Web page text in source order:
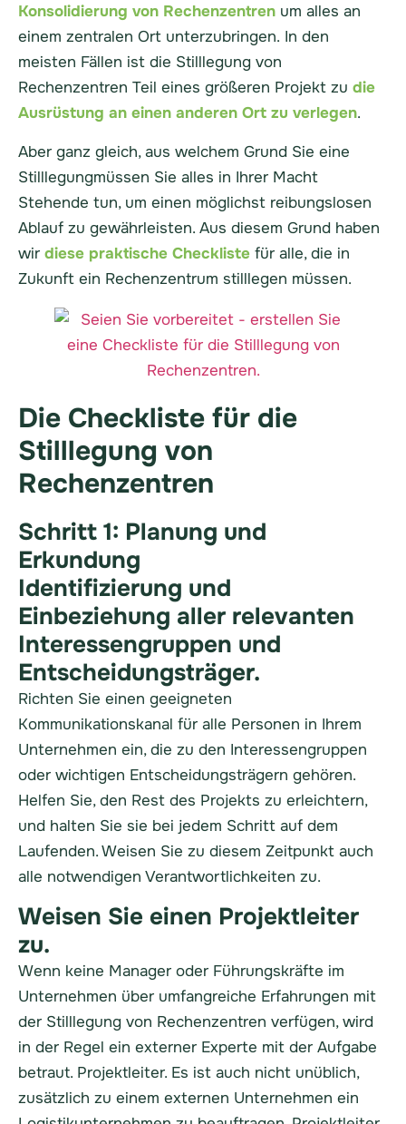
Konsolidierung von Rechenzentren um alles an
einem zentralen Ort unterzubringen. In den
meisten Fällen ist die Stilllegung von
Rechenzentren Teil eines größeren Projekt zu die
Ausrüstung an einen anderen Ort zu verlegen.
Aber ganz gleich, aus welchem Grund Sie eine
Stilllegungmüssen Sie alles in Ihrer Macht
Stehende tun, um einen möglichst reibungslosen
Ablauf zu gewährleisten. Aus diesem Grund haben
wir diese praktische Checkliste für alle, die in
Zukunft ein Rechenzentrum stilllegen müssen.
Die Checkliste für die
Stilllegung von
Rechenzentren
Schritt 1: Planung und
Erkundung
Identifizierung und
Einbeziehung aller relevanten
Interessengruppen und
Entscheidungsträger.
Richten Sie einen geeigneten
Kommunikationskanal für alle Personen in Ihrem
Unternehmen ein, die zu den Interessengruppen
oder wichtigen Entscheidungsträgern gehören.
Helfen Sie, den Rest des Projekts zu erleichtern,
und halten Sie sie bei jedem Schritt auf dem
Laufenden. Weisen Sie zu diesem Zeitpunkt auch
alle notwendigen Verantwortlichkeiten zu.
Weisen Sie einen Projektleiter
zu.
Wenn keine Manager oder Führungskräfte im
Unternehmen über umfangreiche Erfahrungen mit
der Stilllegung von Rechenzentren verfügen, wird
in der Regel ein externer Experte mit der Aufgabe
betraut. Projektleiter. Es ist auch nicht unüblich,
zusätzlich zu einem externen Unternehmen ein